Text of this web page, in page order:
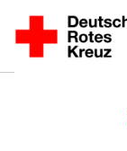
Zum
Inhalt